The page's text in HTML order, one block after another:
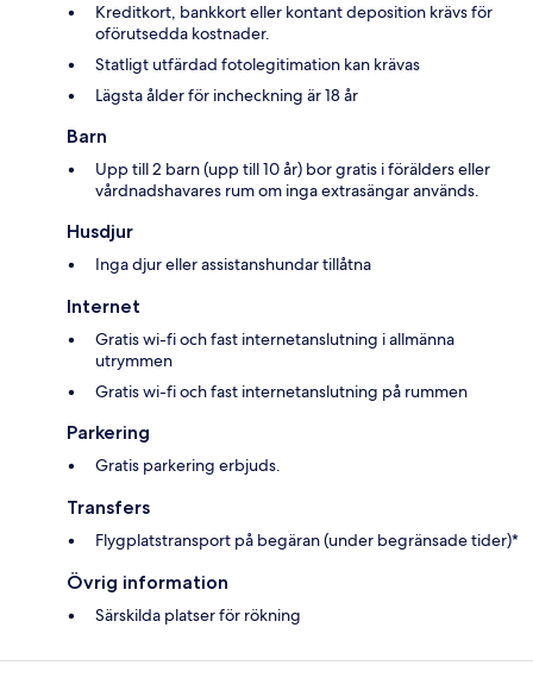
Kreditkort, bankkort eller kontant deposition krävs för
oförutsedda kostnader.
Statligt utfärdad fotolegitimation kan krävas
Lägsta ålder för incheckning är 18 år
Barn
Upp till 2 barn (upp till 10 år) bor gratis i förälders eller
vårdnadshavares rum om inga extrasängar används.
Husdjur
Inga djur eller assistanshundar tillåtna
Internet
Gratis wi-fi och fast internetanslutning i allmänna
utrymmen
Gratis wi-fi och fast internetanslutning på rummen
Parkering
Gratis parkering erbjuds.
Transfers
Flygplatstransport på begäran (under begränsade tider)*
Övrig information
Särskilda platser för rökning